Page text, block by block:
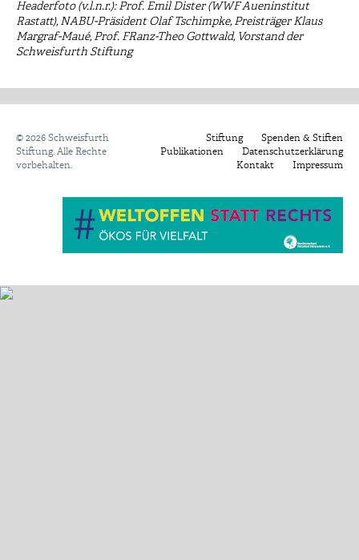
Headerfoto (v.l.n.r.): Prof. Emil Dister (WWF Aueninstitut
Rastatt), NABU-Präsident Olaf Tschimpke, Preisträger Klaus
Margraf-Maué, Prof. FRanz-Theo Gottwald, Vorstand der
Schweisfurth Stiftung
© 2026 Schweisfurth
Stiftung. Alle Rechte
vorbehalten.
Stiftung
Spenden & Stiften
Publikationen
Datenschutzerklärung
Kontakt
Impressum